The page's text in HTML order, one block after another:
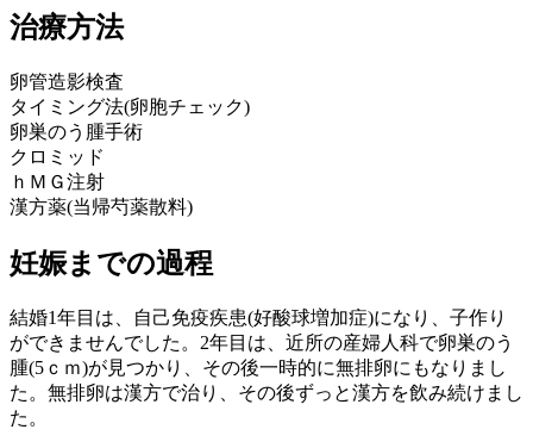
治療方法
卵管造影検査
タイミング法(卵胞チェック)
卵巣のう腫手術
クロミッド
ｈＭＧ注射
漢方薬(当帰芍薬散料)
妊娠までの過程
結婚1年目は、自己免疫疾患(好酸球増加症)になり、子作り
ができませんでした。2年目は、近所の産婦人科で卵巣のう
腫(5ｃｍ)が見つかり、その後一時的に無排卵にもなりまし
た。無排卵は漢方で治り、その後ずっと漢方を飲み続けまし
た。